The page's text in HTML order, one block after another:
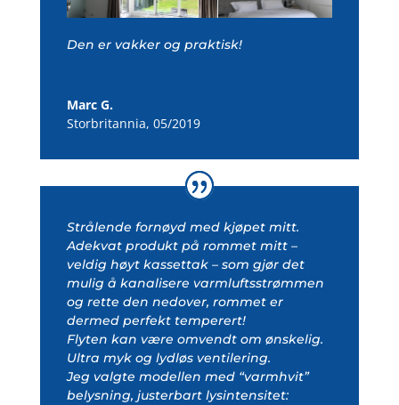
Den er vakker og praktisk!
Marc G.
Storbritannia, 05/2019
Strålende fornøyd med kjøpet mitt.
Adekvat produkt på rommet mitt –
veldig høyt kassettak – som gjør det
mulig å kanalisere varmluftsstrømmen
og rette den nedover, rommet er
dermed perfekt temperert!
Flyten kan være omvendt om ønskelig.
Ultra myk og lydløs ventilering.
Jeg valgte modellen med “varmhvit”
belysning, justerbart lysintensitet: